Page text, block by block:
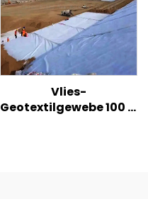
Vlies-
Geotextilgewebe 100 %